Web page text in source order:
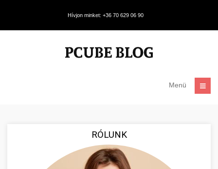
Hívjon minket: +36 70 629 06 90
Menü
RÓLUNK